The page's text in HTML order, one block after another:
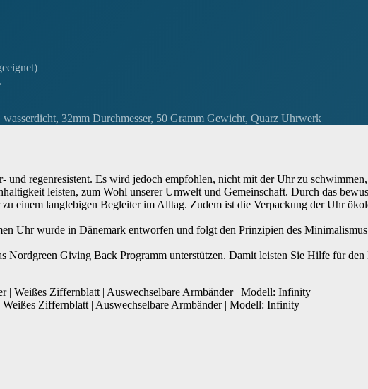
32mm Durchmesser, 50 Gramm Gewicht, Quarz Uhrwerk
regenresistent. Es wird jedoch empfohlen, nicht mit der Uhr zu
leisten, zum Wohl unserer Umwelt und Gemeinschaft. Durch das
einem langlebigen Begleiter im Alltag. Zudem ist die Verpackung der Uhr
Uhr wurde in Dänemark entworfen und folgt den Prinzipien des
Giving Back Programm unterstützen. Damit leisten Sie Hilfe für den
Ziffernblatt | Auswechselbare Armbänder | Modell: Infinity